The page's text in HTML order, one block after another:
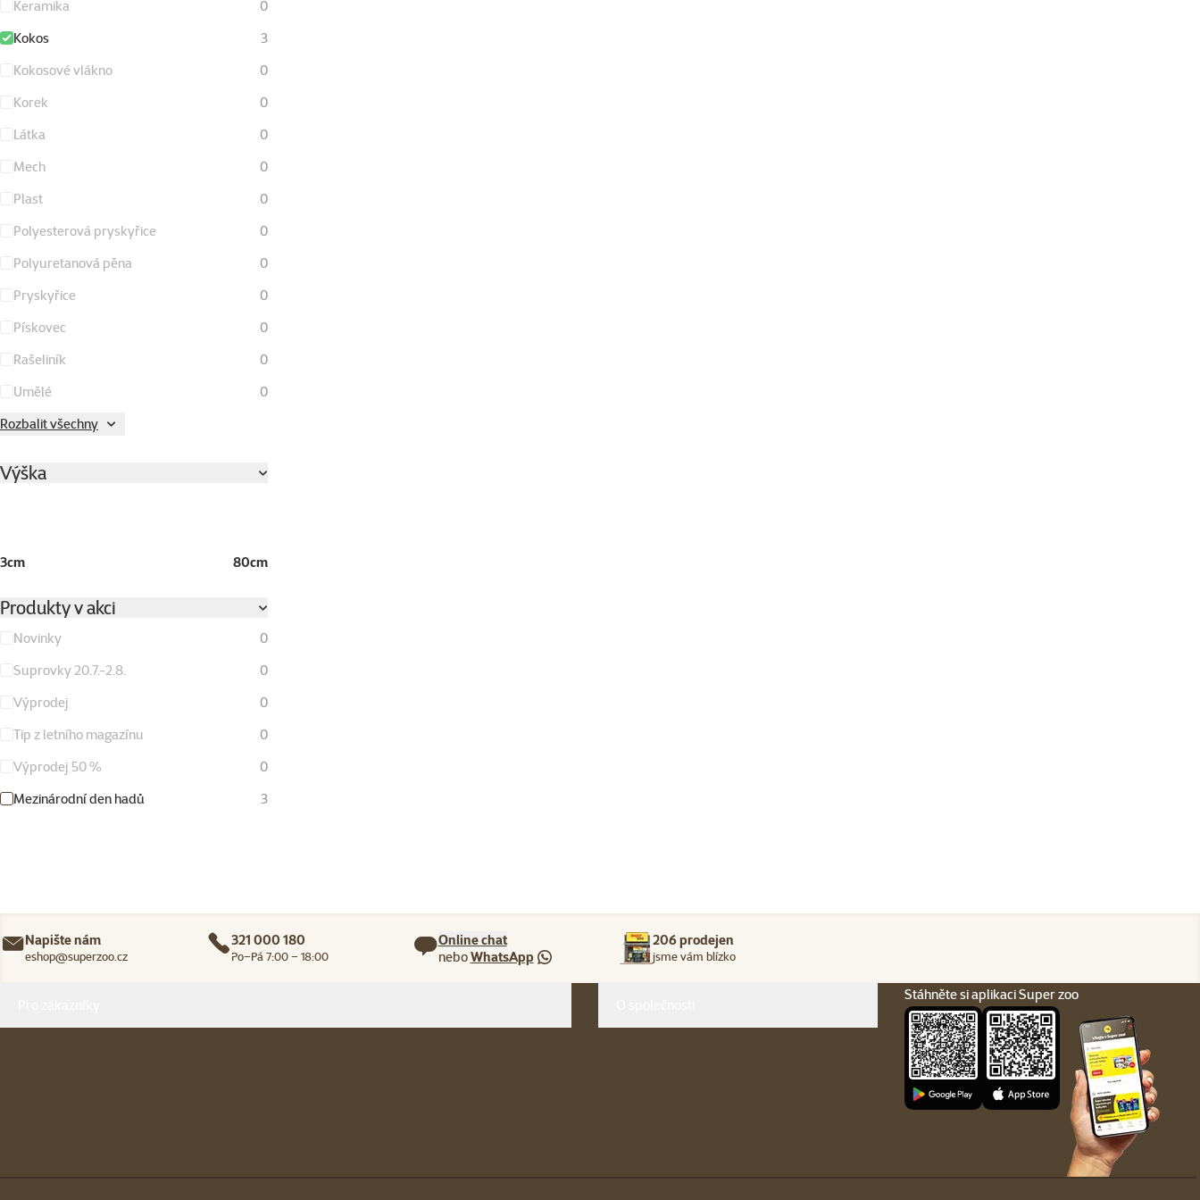
Keramika
0
Kokos
3
Kokosové vlákno
0
Korek
0
Látka
0
Mech
0
Plast
0
Polyesterová pryskyřice
0
Polyuretanová pěna
0
Pryskyřice
0
Pískovec
0
Rašeliník
0
Umělé
0
Rozbalit všechny
Výška
3cm 80cm
Produkty v akci
Novinky
0
Suprovky 20.7.-2.8.
0
Výprodej
0
Tip z letního magazínu
0
Výprodej 50 %
0
Mezinárodní den hadů
3
Napište nám
eshop@superzoo.cz
321 000 180
Po–Pá 7:00 – 18:00
Online chat
neboWhatsApp
206 prodejen
jsme vám blízko
Stáhněte si aplikaci Super zoo